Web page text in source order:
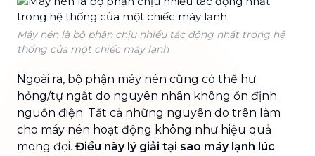
Máy nén là bộ phận chịu nhiều tác động nhất trong hệ
thống của một chiếc máy lạnh
Ngoài ra, bộ phận máy nén cũng có thể hư
hỏng/tự ngắt do nguyên nhân không ổn định
nguồn điện. Tất cả những nguyên do trên làm
cho máy nén hoạt động không như hiệu quả
mong đợi. Điều này lý giải tại sao máy lạnh lúc